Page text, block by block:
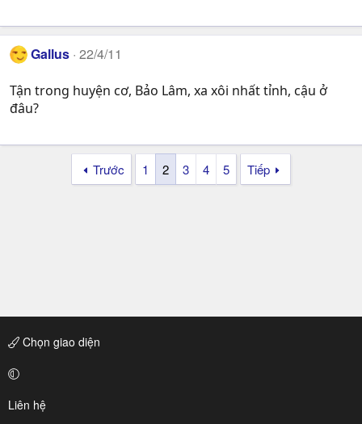
Gallus 22/4/11
Tận trong huyện cơ, Bảo Lâm, xa xôi nhất tỉnh, cậu ở
đâu?
Trước 1 2 3 4 5 Tiếp
Chọn giao diện
Liên hệ